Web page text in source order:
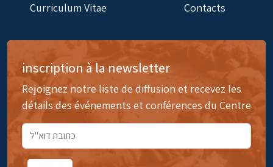
Curriculum Vitae Contacts
inscription à la newsletter
Rejoignez notre liste de diffusion et recevez les
détails des événements et conférences du Centre